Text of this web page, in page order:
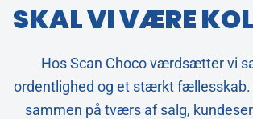
SKAL VI VÆRE
Hos Scan Choco værdsætter vi
ordentlighed og et stærkt
sammen på tværs af salg,